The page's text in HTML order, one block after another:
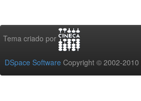
Tema criado por
DSpace Software Copyright © 2002-2010